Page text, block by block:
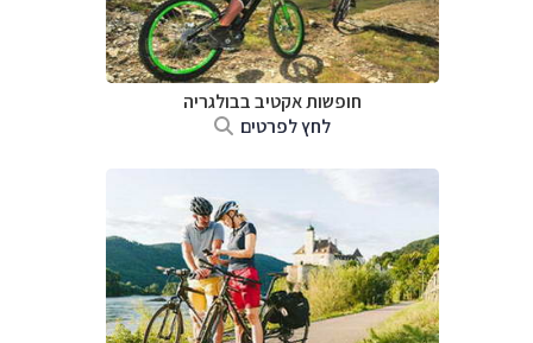
חופשות אקטיב בבולגריה
לחץ לפרטים